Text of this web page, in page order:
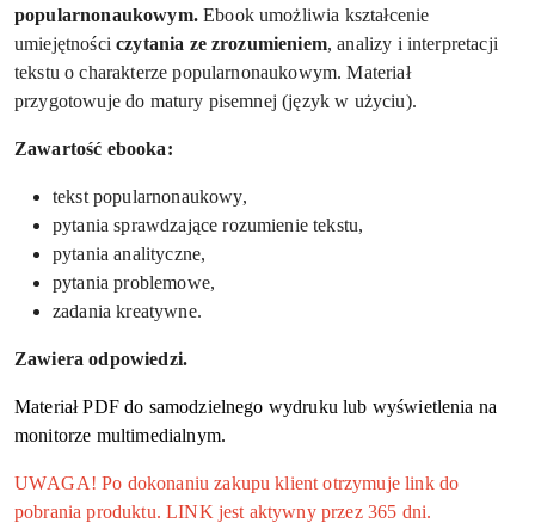
popularnonaukowym.Ebook umożliwia kształcenie
umiejętnościczytania ze zrozumieniem, analizy i interpretacji
tekstu o charakterze popularnonaukowym. Materiał
przygotowuje do matury pisemnej (język w użyciu).
Zawartość ebooka:
tekst popularnonaukowy,
pytania sprawdzające rozumienie tekstu,
pytania analityczne,
pytania problemowe,
zadania kreatywne.
Zawiera odpowiedzi.
Materiał PDF do samodzielnego wydruku lub wyświetlenia na
monitorze multimedialnym.
UWAGA! Po dokonaniu zakupu klient otrzymuje link do
pobrania produktu. LINK jest aktywny przez 365 dni.